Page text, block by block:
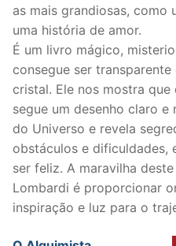
as mais grandiosas, como
uma história de amor.
É um livro mágico,
consegue ser
cristal. Ele nos mostra
segue um desenho claro
do Universo e revela
obstáculos e dificuldades,
ser feliz. A maravilha
Lombardi é proporcionar
inspiração e luz para o